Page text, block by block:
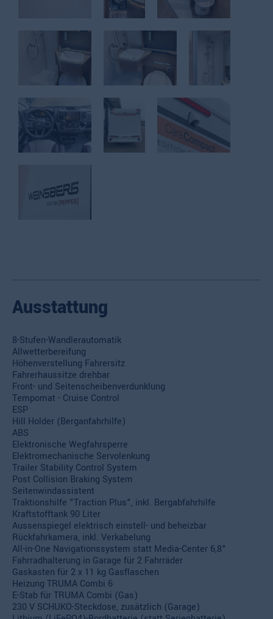
Ausstattung
8-Stufen-Wandlerautomatik
Allwetterbereifung
Höhenverstellung Fahrersitz
Fahrerhaussitze drehbar
Front- und Seitenscheibenverdunklung
Tempomat - Cruise Control
ESP
Hill Holder (Berganfahrhilfe)
ABS
Elektronische Wegfahrsperre
Elektromechanische Servolenkung
Trailer Stability Control System
Post Collision Braking System
Seitenwindassistent
Traktionshilfe "Traction Plus", inkl. Bergabfahrhilfe
Kraftstofftank 90 Liter
Aussenspiegel elektrisch einstell- und beheizbar
Rückfahrkamera, inkl. Verkabelung
All-in-One Navigationssystem statt Media-Center 6,8"
Fahrradhalterung in Garage für 2 Fahrräder
Gaskasten für 2 x 11 kg Gasflaschen
Heizung TRUMA Combi 6
E-Stab für TRUMA Combi (Gas)
230 V SCHUKO-Steckdose, zusätzlich (Garage)